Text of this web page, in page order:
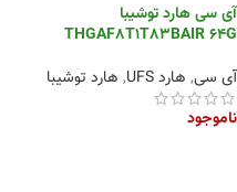
آی سی هارد توشیبا
THGAF8T1T83BAIR 64G
آی سی, هارد UFS , هارد توشیبا
ناموجود